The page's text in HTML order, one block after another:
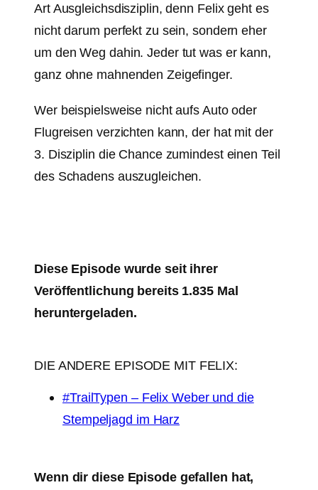
Art Ausgleichsdisziplin, denn Felix geht es
nicht darum perfekt zu sein, sondern eher
um den Weg dahin. Jeder tut was er kann,
ganz ohne mahnenden Zeigefinger.
Wer beispielsweise nicht aufs Auto oder
Flugreisen verzichten kann, der hat mit der
3. Disziplin die Chance zumindest einen Teil
des Schadens auszugleichen.
Diese Episode wurde seit ihrer
Veröffentlichung bereits 1.835 Mal
heruntergeladen.
DIE ANDERE EPISODE MIT FELIX:
#TrailTypen – Felix Weber und die
Stempeljagd im Harz
Wenn dir diese Episode gefallen hat,